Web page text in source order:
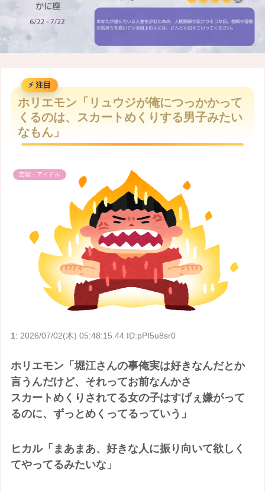
M
e
ホリエモン「リュウジが俺につっかかって
くるのは、スカートめくりする男子みたい
なもん」
芸能・アイドル
1: 2026/07/02(木) 05:48:15.44 ID:pPI5u8sr0
ホリエモン「堀江さんの事俺実は好きなんだとか
言うんだけど、それってお前なんかさ
スカートめくりされてる女の子はすげぇ嫌がって
るのに、ずっとめくってるっていう」
ヒカル「まあまあ、好きな人に振り向いて欲しく
てやってるみたいな」